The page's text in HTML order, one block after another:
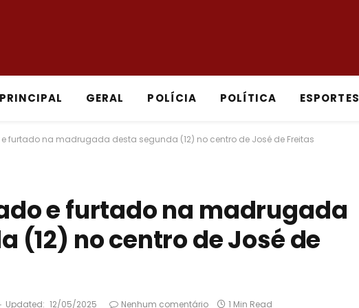
PRINCIPAL GERAL POLÍCIA POLÍTICA ESPORTES
furtado na madrugada desta segunda (12) no centro de José de Freitas
e furtado na madrugada
(12) no centro de José de
Updated: 12/05/2025 Nenhum comentário 1 Min Read